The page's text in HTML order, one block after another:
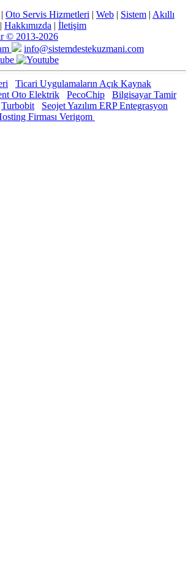
Oto Servis Hizmetleri | Web | Sistem | Akıllı
| Hakkımızda | İletişim
© 2013-2026
info@sistemdestekuzmani.com
Ticari Uygulamaların Açık Kaynak
Oto Elektrik PecoChip
Bilgisayar Tamir
Turbobit
Seojet Yazılım ERP Entegrasyon
Firması Verigom